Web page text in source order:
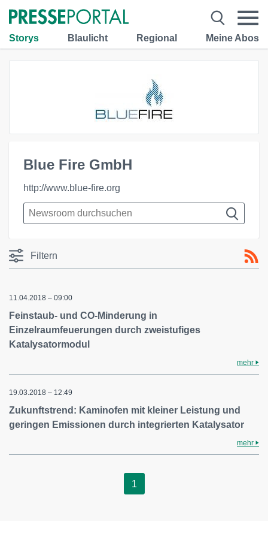
Storys Blaulicht Regional Meine Abos
Blue Fire GmbH
http://www.blue-fire.org
Filtern
11.04.2018 – 09:00
Feinstaub- und CO-Minderung in
Einzelraumfeuerungen durch zweistufiges
Katalysatormodul
mehr
19.03.2018 – 12:49
Zukunftstrend: Kaminofen mit kleiner Leistung und
geringen Emissionen durch integrierten Katalysator
mehr
1